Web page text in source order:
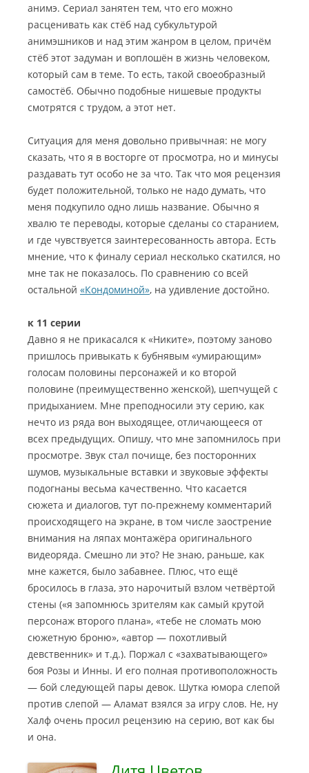
анимэ. Сериал занятен тем, что его можно
расценивать как стёб над субкультурой
анимэшников и над этим жанром в целом, причём
стёб этот задуман и воплошён в жизнь человеком,
который сам в теме. То есть, такой своеобразный
самостёб. Обычно подобные нишевые продукты
смотрятся с трудом, а этот нет.
Ситуация для меня довольно привычная: не могу
сказать, что я в восторге от просмотра, но и минусы
раздавать тут особо не за что. Так что моя рецензия
будет положительной, только не надо думать, что
меня подкупило одно лишь название. Обычно я
хвалю те переводы, которые сделаны со старанием,
и где чувствуется заинтересованность автора. Есть
мнение, что к финалу сериал несколько скатился, но
мне так не показалось. По сравнению со всей
остальной «Кондоминой», на удивление достойно.
к 11 серии
Давно я не прикасался к «Никите», поэтому заново
пришлось привыкать к бубнявым «умирающим»
голосам половины персонажей и ко второй
половине (преимущественно женской), шепчущей с
придыханием. Мне преподносили эту серию, как
нечто из ряда вон выходящее, отличающееся от
всех предыдущих. Опишу, что мне запомнилось при
просмотре. Звук стал почище, без посторонних
шумов, музыкальные вставки и звуковые эффекты
подогнаны весьма качественно. Что касается
сюжета и диалогов, тут по-прежнему комментарий
происходящего на экране, в том числе заострение
внимания на ляпах монтажёра оригинального
видеоряда. Смешно ли это? Не знаю, раньше, как
мне кажется, было забавнее. Плюс, что ещё
бросилось в глаза, это нарочитый взлом четвёртой
стены («я запомнюсь зрителям как самый крутой
персонаж второго плана», «тебе не сломать мою
сюжетную броню», «автор — похотливый
девственник» и т.д.). Поржал с «захватывающего»
боя Розы и Инны. И его полная противоположность
— бой следующей пары девок. Шутка юмора слепой
против слепой — Аламат взялся за игру слов. Не, ну
Халф очень просил рецензию на серию, вот как бы
и она.